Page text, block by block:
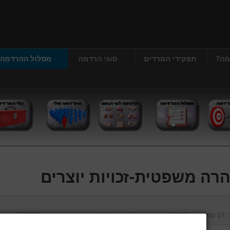
תפקידי המרדים סוגי הרדמה מסלול ההרדמה
משפטית-זכויות יוצרים
01 ספטמבר 2013 נכתב על ידידר' גרג'י יונתן כניסות:255236